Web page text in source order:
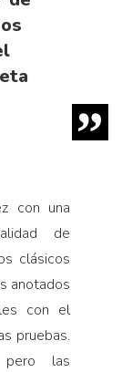
con una
de
clásicos
anotados
con el
pruebas.
pero las